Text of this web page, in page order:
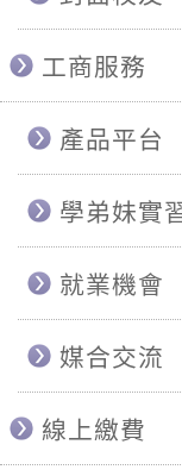
工商服務
產品平台
學弟妹實
就業機會
媒合交流
線上繳費